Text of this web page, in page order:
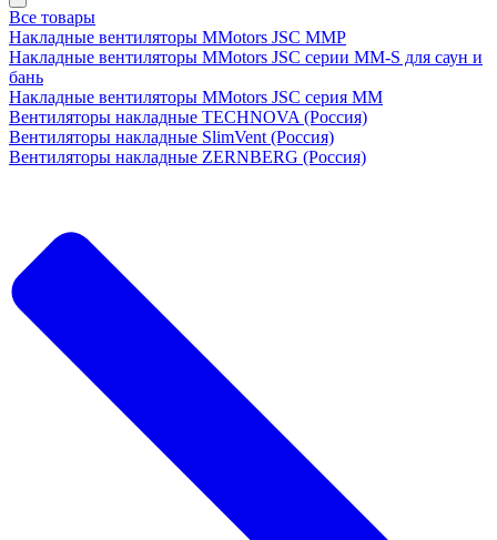
Все товары
Накладные вентиляторы MMotors JSC MMP
Накладные вентиляторы MMotors JSC серии MM-S для саун и
бань
Накладные вентиляторы MMotors JSC серия МM
Вентиляторы накладные TECHNOVA (Россия)
Вентиляторы накладные SlimVent (Россия)
Вентиляторы накладные ZERNBERG (Россия)